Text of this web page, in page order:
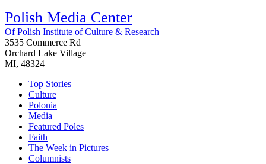
Polish Media Center
Of Polish Institute of Culture & Research
3535 Commerce Rd
Orchard Lake Village
MI, 48324
Top Stories
Culture
Polonia
Media
Featured Poles
Faith
The Week in Pictures
Columnists